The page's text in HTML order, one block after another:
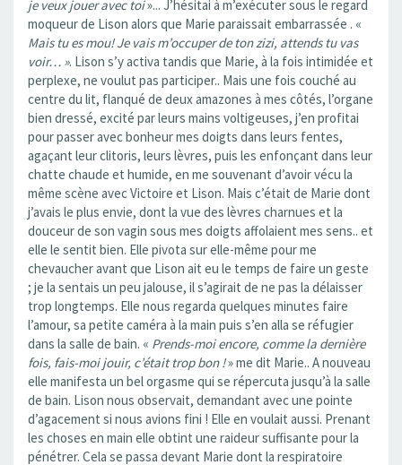
je veux jouer avec toi»... J’hésitai à m’exécuter sous le regard
moqueur de Lison alors que Marie paraissait embarrassée . «
Mais tu es mou! Je vais m’occuper de ton zizi, attends tu vas
voir… ». Lison s’y activa tandis que Marie, à la fois intimidée et
perplexe, ne voulut pas participer.. Mais une fois couché au
centre du lit, flanqué de deux amazones à mes côtés, l’organe
bien dressé, excité par leurs mains voltigeuses, j’en profitai
pour passer avec bonheur mes doigts dans leurs fentes,
agaçant leur clitoris, leurs lèvres, puis les enfonçant dans leur
chatte chaude et humide, en me souvenant d’avoir vécu la
même scène avec Victoire et Lison. Mais c’était de Marie dont
j’avais le plus envie, dont la vue des lèvres charnues et la
douceur de son vagin sous mes doigts affolaient mes sens.. et
elle le sentit bien. Elle pivota sur elle-même pour me
chevaucher avant que Lison ait eu le temps de faire un geste
; je la sentais un peu jalouse, il s’agirait de ne pas la délaisser
trop longtemps. Elle nous regarda quelques minutes faire
l’amour, sa petite caméra à la main puis s’en alla se réfugier
dans la salle de bain. « Prends-moi encore, comme la dernière
fois, fais-moi jouir, c’était trop bon !» me dit Marie.. A nouveau
elle manifesta un bel orgasme qui se répercuta jusqu’à la salle
de bain. Lison nous observait, demandant avec une pointe
d’agacement si nous avions fini ! Elle en voulait aussi. Prenant
les choses en main elle obtint une raideur suffisante pour la
pénétrer. Cela se passa devant Marie dont la respiratoire